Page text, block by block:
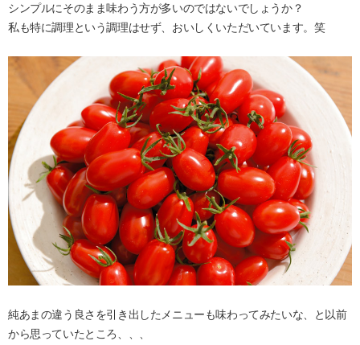
シンプルにそのまま味わう方が多いのではないでしょうか？
私も特に調理という調理はせず、おいしくいただいています。笑
純あまの違う良さを引き出したメニューも味わってみたいな、と以前
から思っていたところ、、、